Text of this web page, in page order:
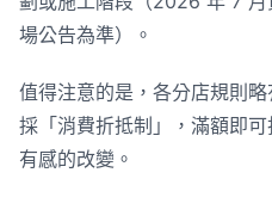
場公告為準）。
值得注意的是，各分店規則
採「消費折抵制」，滿額即
有感的改變。